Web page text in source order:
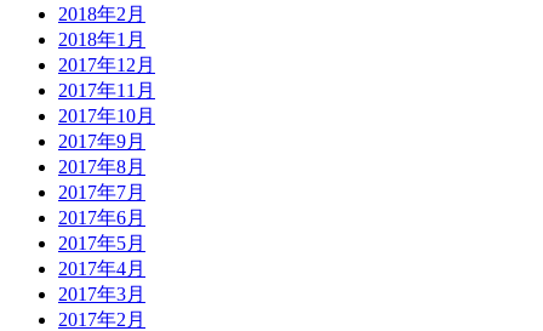
2018年2月
2018年1月
2017年12月
2017年11月
2017年10月
2017年9月
2017年8月
2017年7月
2017年6月
2017年5月
2017年4月
2017年3月
2017年2月